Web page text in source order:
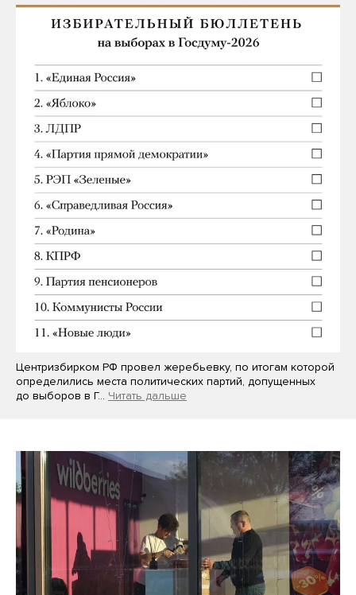
Центризбирком РФ провел жеребьевку, по итогам которой
определились места политических партий, допущенных
до выборов в Г… Читать дальше